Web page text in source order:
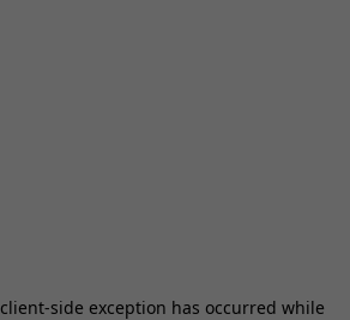
client-side exception has occurred while